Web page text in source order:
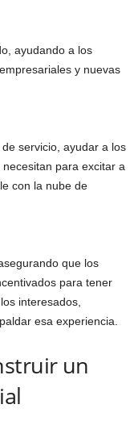
ayudando a los
y nuevas
servicio, ayudar a los
para excitar a
con la nube de
que los
para tener
interesados,
esa experiencia.
un